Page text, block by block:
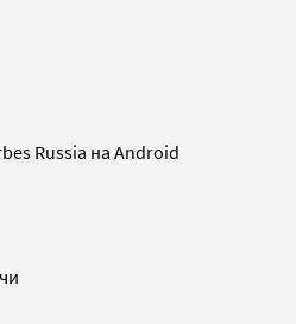
Russia на Android